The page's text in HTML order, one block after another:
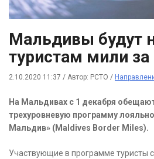
Мальдивы будут
туристам мили
2.10.2020 11:37 / Автор: РСТО /
На Мальдивах с 1 декабря
трехуровневую программу
Мальдив» (Maldives Border Miles).
Участвующие в программе туристы